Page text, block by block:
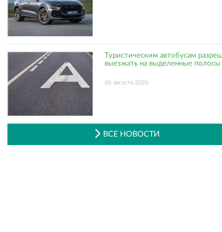
Туристическим автобусам
выезжать на выделенные полосы
06 августа 2026
ВСЕ НОВОСТИ